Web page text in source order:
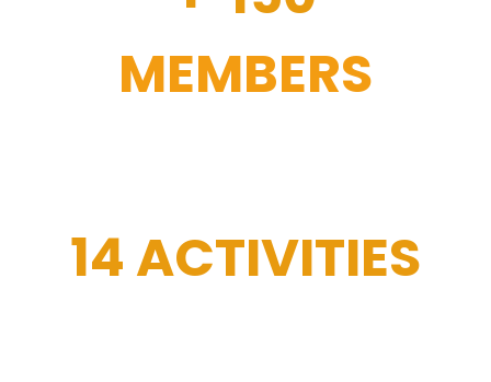
MEMBERS
14 ACTIVITIES